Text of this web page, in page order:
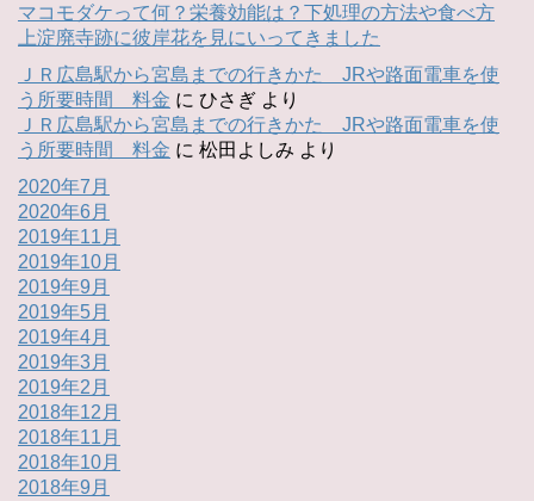
マコモダケって何？栄養効能は？下処理の方法や食べ方
上淀廃寺跡に彼岸花を見にいってきました
ＪＲ広島駅から宮島までの行きかた JRや路面電車を使
う所要時間 料金 に ひさぎ より
ＪＲ広島駅から宮島までの行きかた JRや路面電車を使
う所要時間 料金 に 松田よしみ より
2020年7月
2020年6月
2019年11月
2019年10月
2019年9月
2019年5月
2019年4月
2019年3月
2019年2月
2018年12月
2018年11月
2018年10月
2018年9月